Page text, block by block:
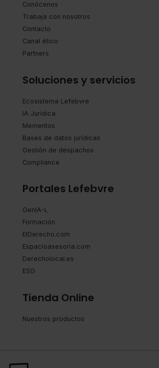
Conócenos
Trabaja con nosotros
Contacto
Canal ético
Partners
Soluciones y servicios
Ecosistema Lefebvre
IA Jurídica
Mementos
Bases de datos jurídicas
Gestión de despachos
Compliance
Portales Lefebvre
GenIA-L
Formación
ElDerecho.com
Espacioasesoria.com
Derecholocal.es
ESG
Tienda Online
Nuestros productos